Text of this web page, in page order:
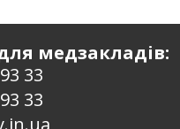
медзакладів:
33
33